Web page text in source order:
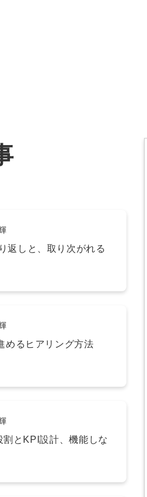
リュー
己）
返しと、取り次がれる
めるヒアリング方法
とKPI設計、機能しな